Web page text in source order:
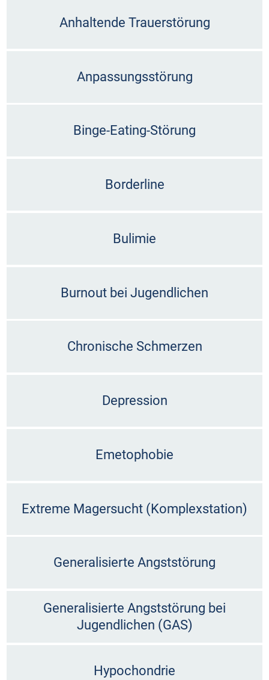
Anhaltende Trauerstörung
Anpassungsstörung
Binge-Eating-Störung
Borderline
Bulimie
Burnout bei Jugendlichen
Chronische Schmerzen
Depression
Emetophobie
Extreme Magersucht (Komplexstation)
Generalisierte Angststörung
Generalisierte Angststörung bei
Jugendlichen (GAS)
Hypochondrie